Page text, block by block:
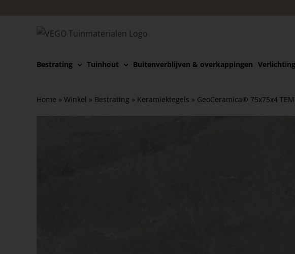
Bestrating Tuinhout Buitenverblijven & overkappingen Verlichting
Home » Winkel » Bestrating » Keramiektegels » GeoCeramica® 75x75x4